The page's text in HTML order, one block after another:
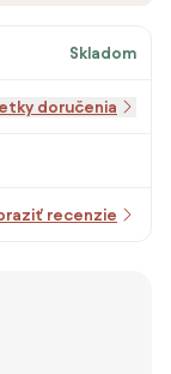
Skladom
doručenia
recenzie